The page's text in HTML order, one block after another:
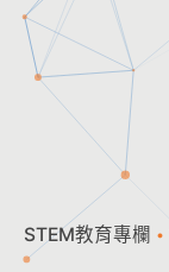
STEM教育專欄